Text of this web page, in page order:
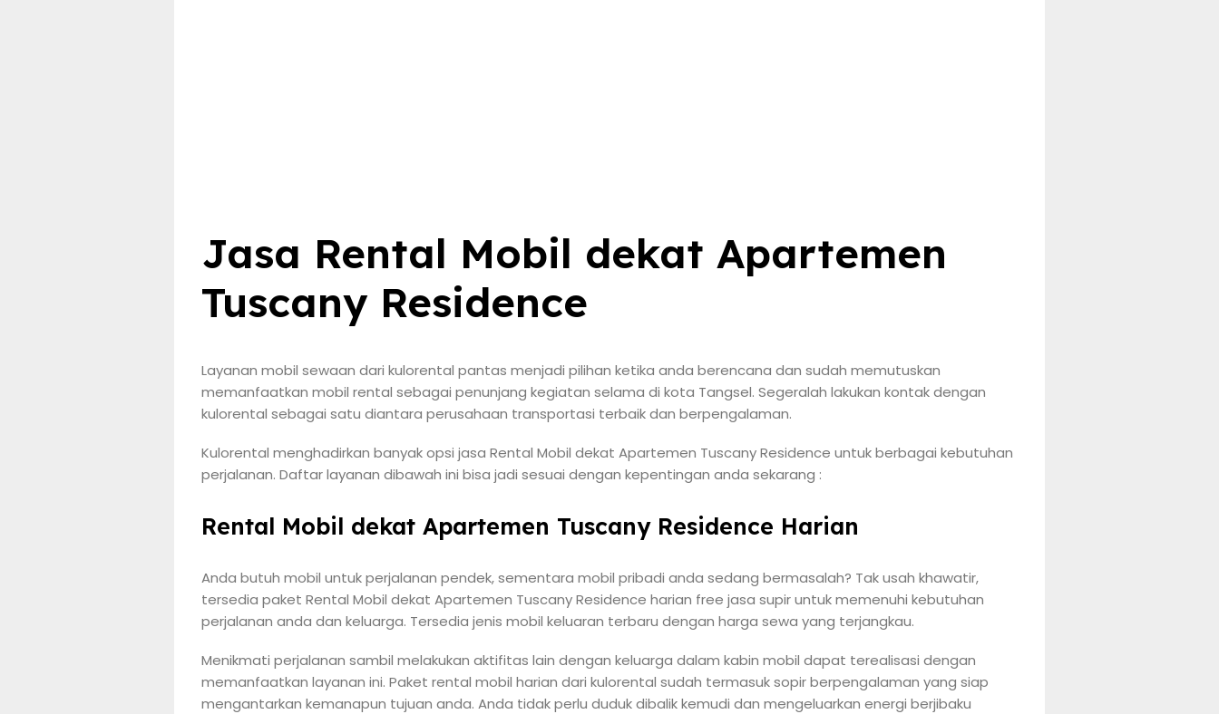
Jasa Rental Mobil dekat Apartemen
Tuscany Residence
Layanan mobil sewaan dari kulorental pantas menjadi pilihan ketika anda berencana dan sudah memutuskan
memanfaatkan mobil rental sebagai penunjang kegiatan selama di kota Tangsel. Segeralah lakukan kontak dengan
kulorental sebagai satu diantara perusahaan transportasi terbaik dan berpengalaman.
Kulorental menghadirkan banyak opsi jasa Rental Mobil dekat Apartemen Tuscany Residence untuk berbagai kebutuhan
perjalanan. Daftar layanan dibawah ini bisa jadi sesuai dengan kepentingan anda sekarang :
Rental Mobil dekat Apartemen Tuscany Residence Harian
Anda butuh mobil untuk perjalanan pendek, sementara mobil pribadi anda sedang bermasalah? Tak usah khawatir,
tersedia paket Rental Mobil dekat Apartemen Tuscany Residence harian free jasa supir untuk memenuhi kebutuhan
perjalanan anda dan keluarga. Tersedia jenis mobil keluaran terbaru dengan harga sewa yang terjangkau.
Menikmati perjalanan sambil melakukan aktifitas lain dengan keluarga dalam kabin mobil dapat terealisasi dengan
memanfaatkan layanan ini. Paket rental mobil harian dari kulorental sudah termasuk sopir berpengalaman yang siap
mengantarkan kemanapun tujuan anda. Anda tidak perlu duduk dibalik kemudi dan mengeluarkan energi berjibaku